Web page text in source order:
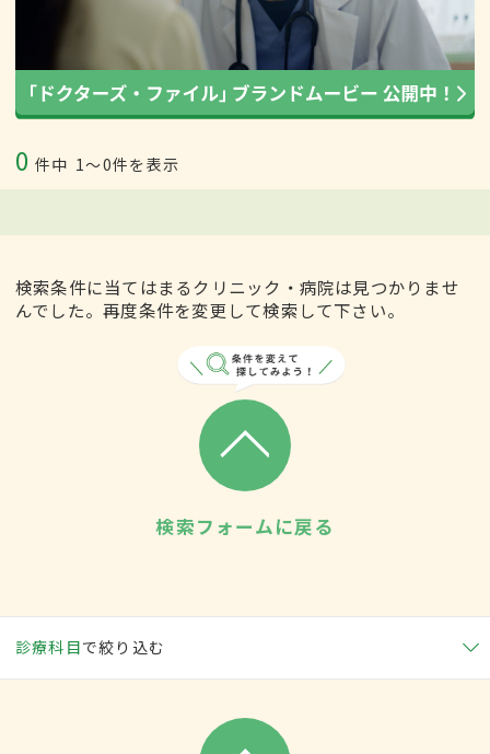
0 件中 1〜0件を表示
検索条件に当てはまるクリニック・病院は見つかりませ
んでした。再度条件を変更して検索して下さい。
検索フォームに戻る
診療科目で絞り込む